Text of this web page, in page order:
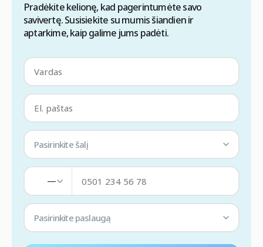
Pradėkite kelionę, kad pagerintumėte savo
savivertę. Susisiekite su mumis šiandien ir
aptarkime, kaip galime jums padėti.
Pasirinkite šalį
—
Pasirinkite paslaugą